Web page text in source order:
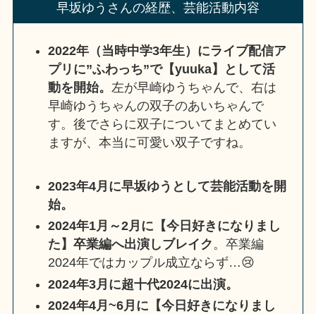
早坂ゆうさんの経歴、芸能活動内容
2022年（当時中学3年生）にライブ配信ア
プリに”ふわっち”で【yuuka】として活
動を開始。左が早崎ゆうちゃんで、右は
早崎ゆうちゃんの双子のあいちゃんで
す。後でさらに双子についてまとめてい
ますが、本当に可愛い双子ですね。
2023年4月に早坂ゆうとして芸能活動を開
始。
2024年1月～2月に【今日好きになりまし
た】卒業編へ出演しブレイク。卒業編
2024年ではカップル成立ならず…😢
2024年3月に超十代2024に出演。
2024年4月~6月に【今日好きになりまし